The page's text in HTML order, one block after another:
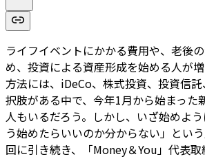
ライフイベントにかかる費用や、老後
め、投資による資産形成を始める人が
方法には、iDeCo、株式投資、投資信
択肢がある中で、今年1月から始まった
人もいるだろう。しかし、いざ始めよ
う始めたらいいのか分からない」とい
回に引き続き、「Money＆You」代表